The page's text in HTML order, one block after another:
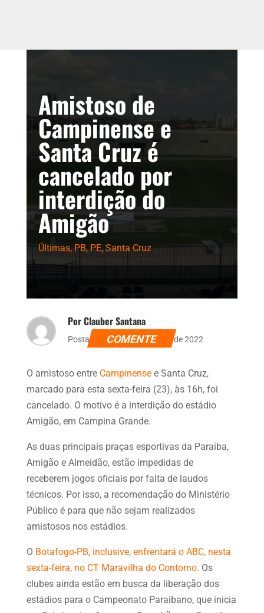
Amistoso de
Campinense e
Santa Cruz é
cancelado por
interdição do
Amigão
Últimas,PB,PE,Santa Cruz
Por Clauber Santana
Postado dia 22 de dezembro de 2022
COMENTE
O amistoso entre Campinensee Santa Cruz,
marcado para esta sexta-feira (23), às 16h, foi
cancelado. O motivo é a interdição do estádio
Amigão, em Campina Grande.
As duas principais praças esportivas da Paraíba,
Amigão e Almeidão, estão impedidas de
receberem jogos oficiais por falta de laudos
técnicos. Por isso, a recomendação do Ministério
Público é para que não sejam realizados
amistosos nos estádios.
O Botafogo-PB, inclusive, enfrentará o ABC, nesta
sexta-feira, no CT Maravilha do Contorno. Os
clubes ainda estão em busca da liberação dos
estádios para o Campeonato Paraibano, que inicia